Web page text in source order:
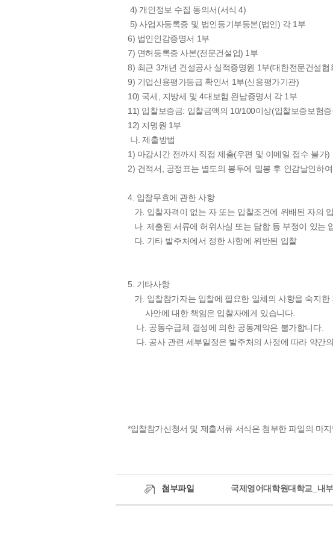
4) 개인정보 수집 동의서(서식 4)
5) 사업자등록증 및 법인등기부등본(법인) 각 1부
6) 법인인감증명서 1부
7) 면허등록증 사본(전문건설업) 1부
8) 최근 3개년 건설공사 실적증명원 1부(대한전문건설협
9) 기업신용평가등급 확인서 1부(신용평가기관)
10) 국세, 지방세 및 4대보험 완납증명서 각 1부
11) 입찰보증금: 입찰금액의 10/100이상(입찰보증보험증
12) 지명원 1부
나. 제출방법
1) 마감시간 전까지 직접 제출(우편 및 이메일 접수 불가)
2) 견적서, 공정표는 별도의 봉투에 밀봉 후 인감날인하
4. 입찰무효에 관한 사항
가. 입찰자격이 없는 자 또는 입찰조건에 위배된 자의
나. 제출된 서류에 허위사실 또는 담합 등 부정이 있는
다. 기타 발주처에서 정한 사항에 위반된 입찰
5. 기타사항
가. 입찰참가자는 입찰에 필요한 일체의 사항을 숙지
사안에 대한 책임은 입찰자에게 있습니다.
나. 공동수급체 결성에 의한 공동계약은 불가합니다.
다. 공사 관련 세부일정은 발주처의 사정에 따라 약간
*입찰참가신청서 및 제출서류 서식은 첨부한 파일의 마
첨부파일 국제영어대학원대학교_내